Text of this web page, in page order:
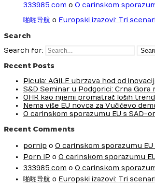
333985.com o O carinskom
啪啪导航 o Europski izazovi: Tri
Search
Search for:
Recent Posts
Picula: AGILE ubrzava hod od
S&D Seminar u Podgorici: Crna
OHR kao nijemi promatrač loših
Nema više EU novca za Vučićevo
O carinskom sporazumu EU s SAD-
Recent Comments
pornip o O carinskom sporazumu EU
Porn IP o O carinskom sporazumu
333985.com o O carinskom
啪啪导航 o Europski izazovi: Tri